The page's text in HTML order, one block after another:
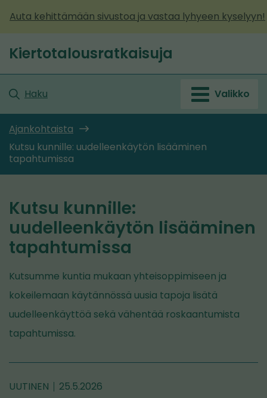
sisältöön
Auta kehittämään sivustoa ja vastaa lyhyeen kyselyyn!
Etusivu
Kiertotalousratkaisuja
Haku Valikko
Ajankohtaista
Kutsu kunnille: uudelleenkäytön lisääminen
tapahtumissa
Kutsu kunnille:
uudelleenkäytön lisääminen
tapahtumissa
Kutsumme kuntia mukaan yhteisoppimiseen ja
kokeilemaan käytännössä uusia tapoja lisätä
uudelleenkäyttöä sekä vähentää roskaantumista
tapahtumissa.
UUTINEN 25.5.2026